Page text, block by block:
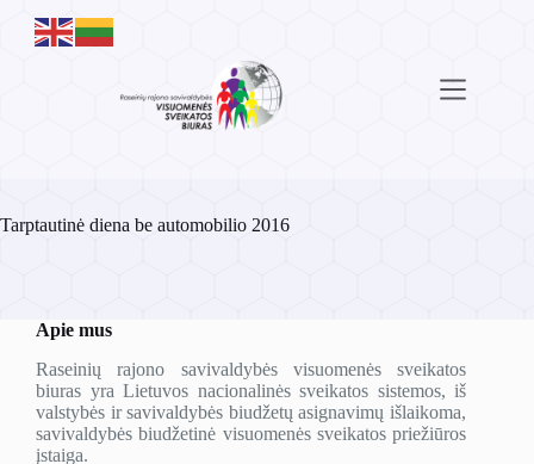
content
Tarptautinė diena be automobilio 2016
Apie mus
Raseinių rajono savivaldybės visuomenės sveikatos
biuras yra Lietuvos nacionalinės sveikatos sistemos, iš
valstybės ir savivaldybės biudžetų asignavimų išlaikoma,
savivaldybės biudžetinė visuomenės sveikatos priežiūros
įstaiga.